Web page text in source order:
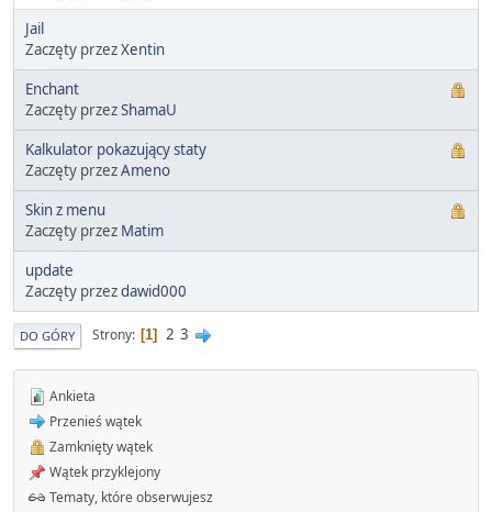
Jail
Zaczęty przezXentin
Enchant
Zaczęty przezShamaU
Kalkulator pokazujący staty
Zaczęty przezAmeno
Skin z menu
Zaczęty przez Matim
update
Zaczęty przezdawid000
DO GÓRY Strony 1 2 3
Ankieta
Przenieś wątek
Zamknięty wątek
Wątek przyklejony
Tematy, które obserwujesz